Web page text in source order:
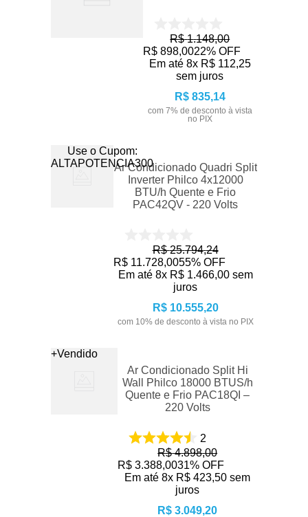
R$ 1.148,00
R$ 898,0022%OFF
Em até 8x R$ 112,25
sem juros
R$ 835,14
com 7% de desconto à vista
no PIX
Use o Cupom:
ALTAPOTENCIA300Ar Condicionado Quadri Split
Inverter Philco 4x12000
BTU/h Quente e Frio
PAC42QV - 220 Volts
R$ 25.794,24
R$ 11.728,0055% OFF
Em até 8x R$ 1.466,00sem
juros
R$ 10.555,20
com 10% de desconto à vista no PIX
+Vendido
Ar Condicionado Split Hi
Wall Philco 18000 BTUS/h
Quente e Frio PAC18QI –
220 Volts
2
R$ 4.898,00
R$ 3.388,0031% OFF
Em até8x R$ 423,50 sem
juros
R$ 3.049,20